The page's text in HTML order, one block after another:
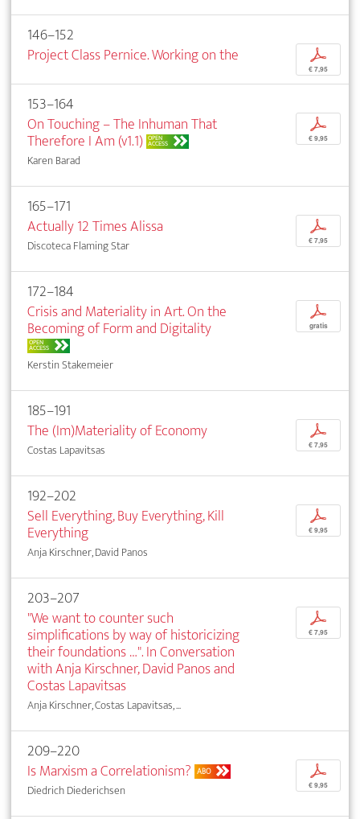
146–152
Project Class Pernice. Working on the
p
€ 7,95
153–164
On Touching – The Inhuman That
Therefore I Am (v1.1) OPEN
ACCESS
Karen Barad
p
€ 9,95
165–171
Actually 12 Times Alissa
Discoteca Flaming Star
p
€ 7,95
172–184
Crisis and Materiality in Art. On the
Becoming of Form and Digitality
OPEN
ACCESS
Kerstin Stakemeier
p
gratis
185–191
The (Im)Materiality of Economy
Costas Lapavitsas
p
€ 7,95
192–202
Sell Everything, Buy Everything, Kill
Everything
Anja Kirschner, David Panos
p
€ 9,95
203–207
"We want to counter such
simplifications by way of historicizing
their foundations …". In Conversation
with Anja Kirschner, David Panos and
Costas Lapavitsas
Anja Kirschner, Costas Lapavitsas, ...
p
€ 7,95
209–220
Is Marxism a Correlationism? ABO
Diedrich Diederichsen
p
€ 9,95